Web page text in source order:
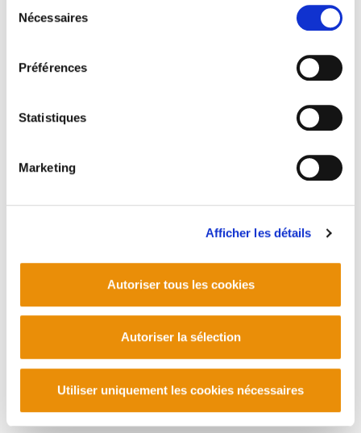
Nécessaires
Préférences
Statistiques
Marketing
Afficher les détails
Autoriser tous les cookies
Autoriser la sélection
Utiliser uniquement les cookies nécessaires
Barrainkua 13 - 48009 Bilbo -
Corderliers karrika 20 - 64100 Baiona -
Telf. +33 (0) 559 25 65 52